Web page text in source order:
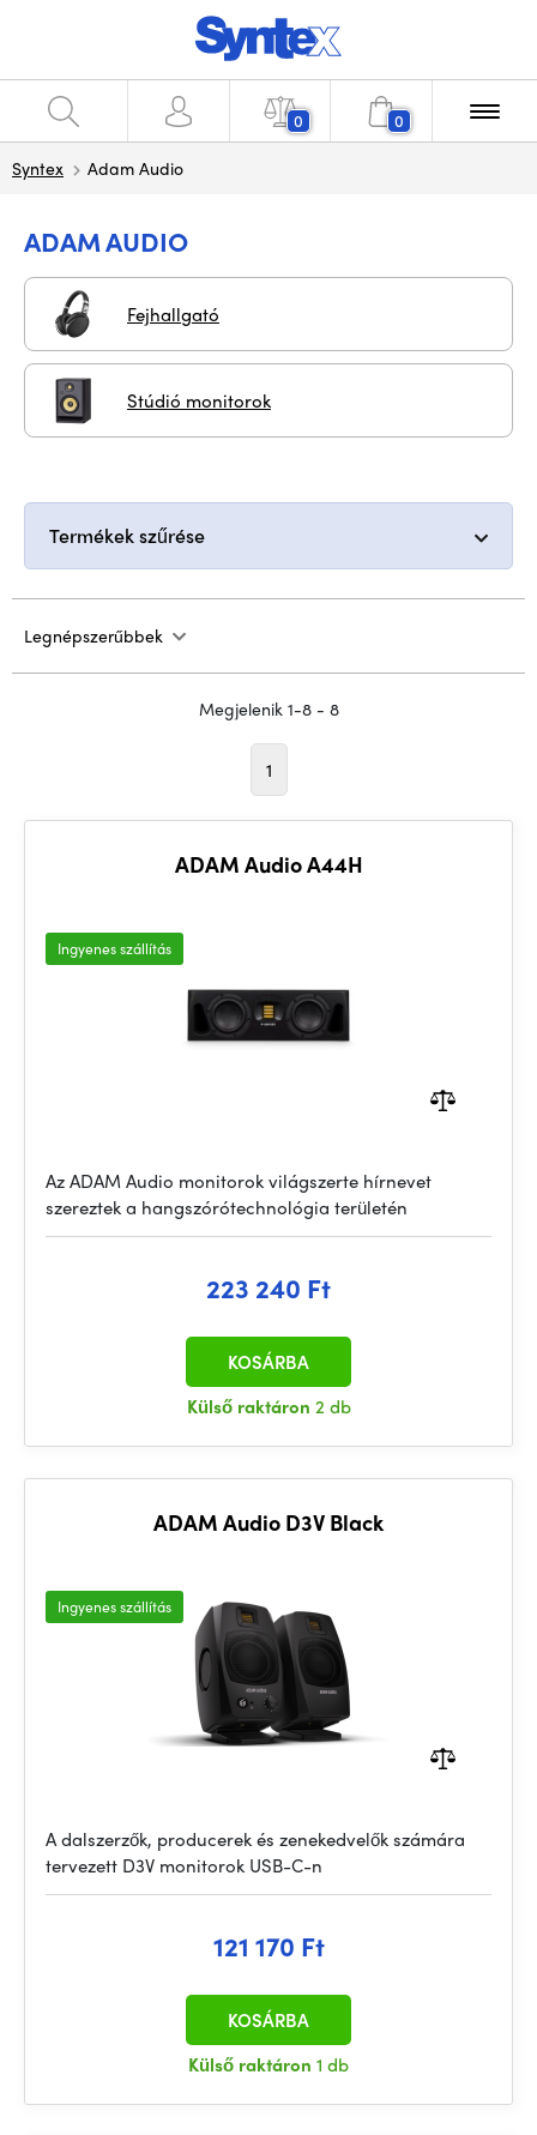
0 0
Syntex Adam Audio
ADAM AUDIO
Fejhallgató
Stúdió monitorok
Termékek szűrése
Legnépszerűbbek
Megjelenik 1-8 - 8
1
ADAM Audio A44H
Ingyenes szállítás
Az ADAM Audio monitorok világszerte hírnevet
szereztek a hangszórótechnológia területén
223 240 Ft
Külső raktáron 2 db
KOSÁRBA
ADAM Audio D3V Black
Ingyenes szállítás
A dalszerzők, producerek és zenekedvelők számára
tervezett D3V monitorok USB-C-n
121 170 Ft
Külső raktáron 1 db
KOSÁRBA